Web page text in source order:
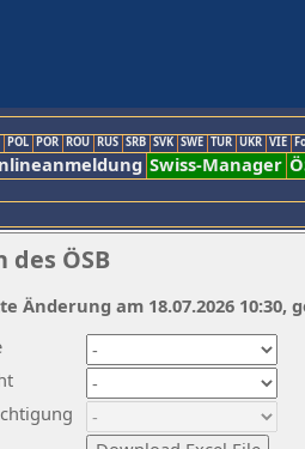
POL POR ROU RUS SRB SVK SWE TUR UKR VIE
Swiss-Manager
ÖSB
Änderung am 18.07.2026